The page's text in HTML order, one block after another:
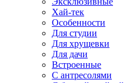
Хай-тек
Особенности
Для студии
Для хрущевки
Для дачи
Встроенные
С антресолями